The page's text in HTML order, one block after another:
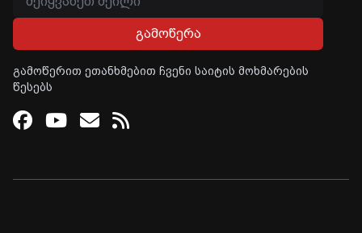
გამოწერა
გამოწერით ეთანხმებით ჩვენი საიტის მოხმარების
წესებს
Facebook
Youtube
Email
RSS